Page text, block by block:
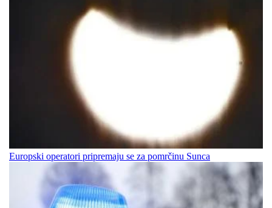
Europski operatori pripremaju se za pomrčinu Sunca